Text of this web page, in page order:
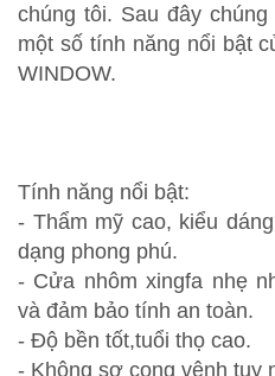
chúng tôi. Sau đây
một số tính năng nổi bật
WINDOW.
Tính năng nổi bật:
- Thẩm mỹ cao, kiểu
dạng phong phú.
- Cửa nhôm xingfa nhẹ
và đảm bảo tính an toàn.
- Độ bền tốt,tuổi thọ cao.
- Không sợ cong vênh tuy